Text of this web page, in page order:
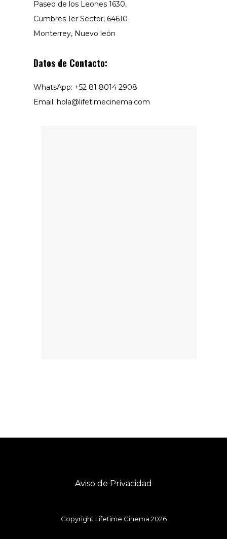
Paseo de los Leones 1630,
Cumbres 1er Sector, 64610
Monterrey, Nuevo león
Datos de Contacto:
WhatsApp: +52 81 8014 2908
Email: hola@lifetimecinema.com
Aviso de Privacidad
Copyright Lifetime Cinema 2026